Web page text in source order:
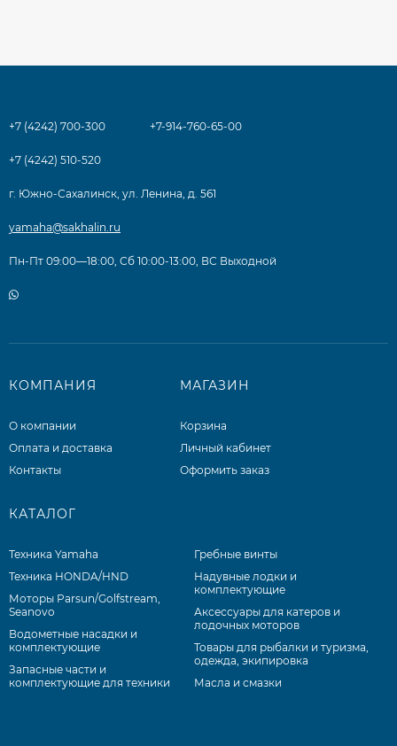
+7 (4242) 700-300 +7-914-760-65-00
+7 (4242) 510-520
г. Южно-Сахалинск, ул. Ленина, д. 561
yamaha@sakhalin.ru
Пн-Пт 09:00—18:00, Сб 10:00-13:00, ВС Выходной
КОМПАНИЯ
О компании
Оплата и доставка
Контакты
МАГАЗИН
Корзина
Личный кабинет
Оформить заказ
КАТАЛОГ
Техника Yamaha
Техника HONDA/HND
Моторы Parsun/Golfstream,
Seanovo
Водометные насадки и
комплектующие
Запасные части и
комплектующие для техники
Гребные винты
Надувные лодки и
комплектующие
Аксессуары для катеров и
лодочных моторов
Товары для рыбалки и туризма,
одежда, экипировка
Масла и смазки